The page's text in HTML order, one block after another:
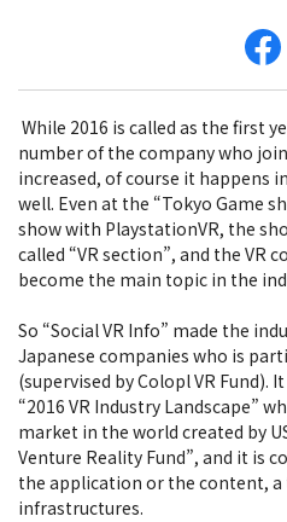
While 2016 is called as the first
number of the company who
increased, of course it happens
well. Even at the “Tokyo Game
show with PlaystationVR, the
called “VR section”, and the VR
become the main topic in the
So “Social VR Info” made the
Japanese companies who is
(supervised by Colopl VR Fund).
“2016 VR Industry Landscape”
market in the world created by
Venture Reality Fund”, and it is
the application or the content,
infrastructures.